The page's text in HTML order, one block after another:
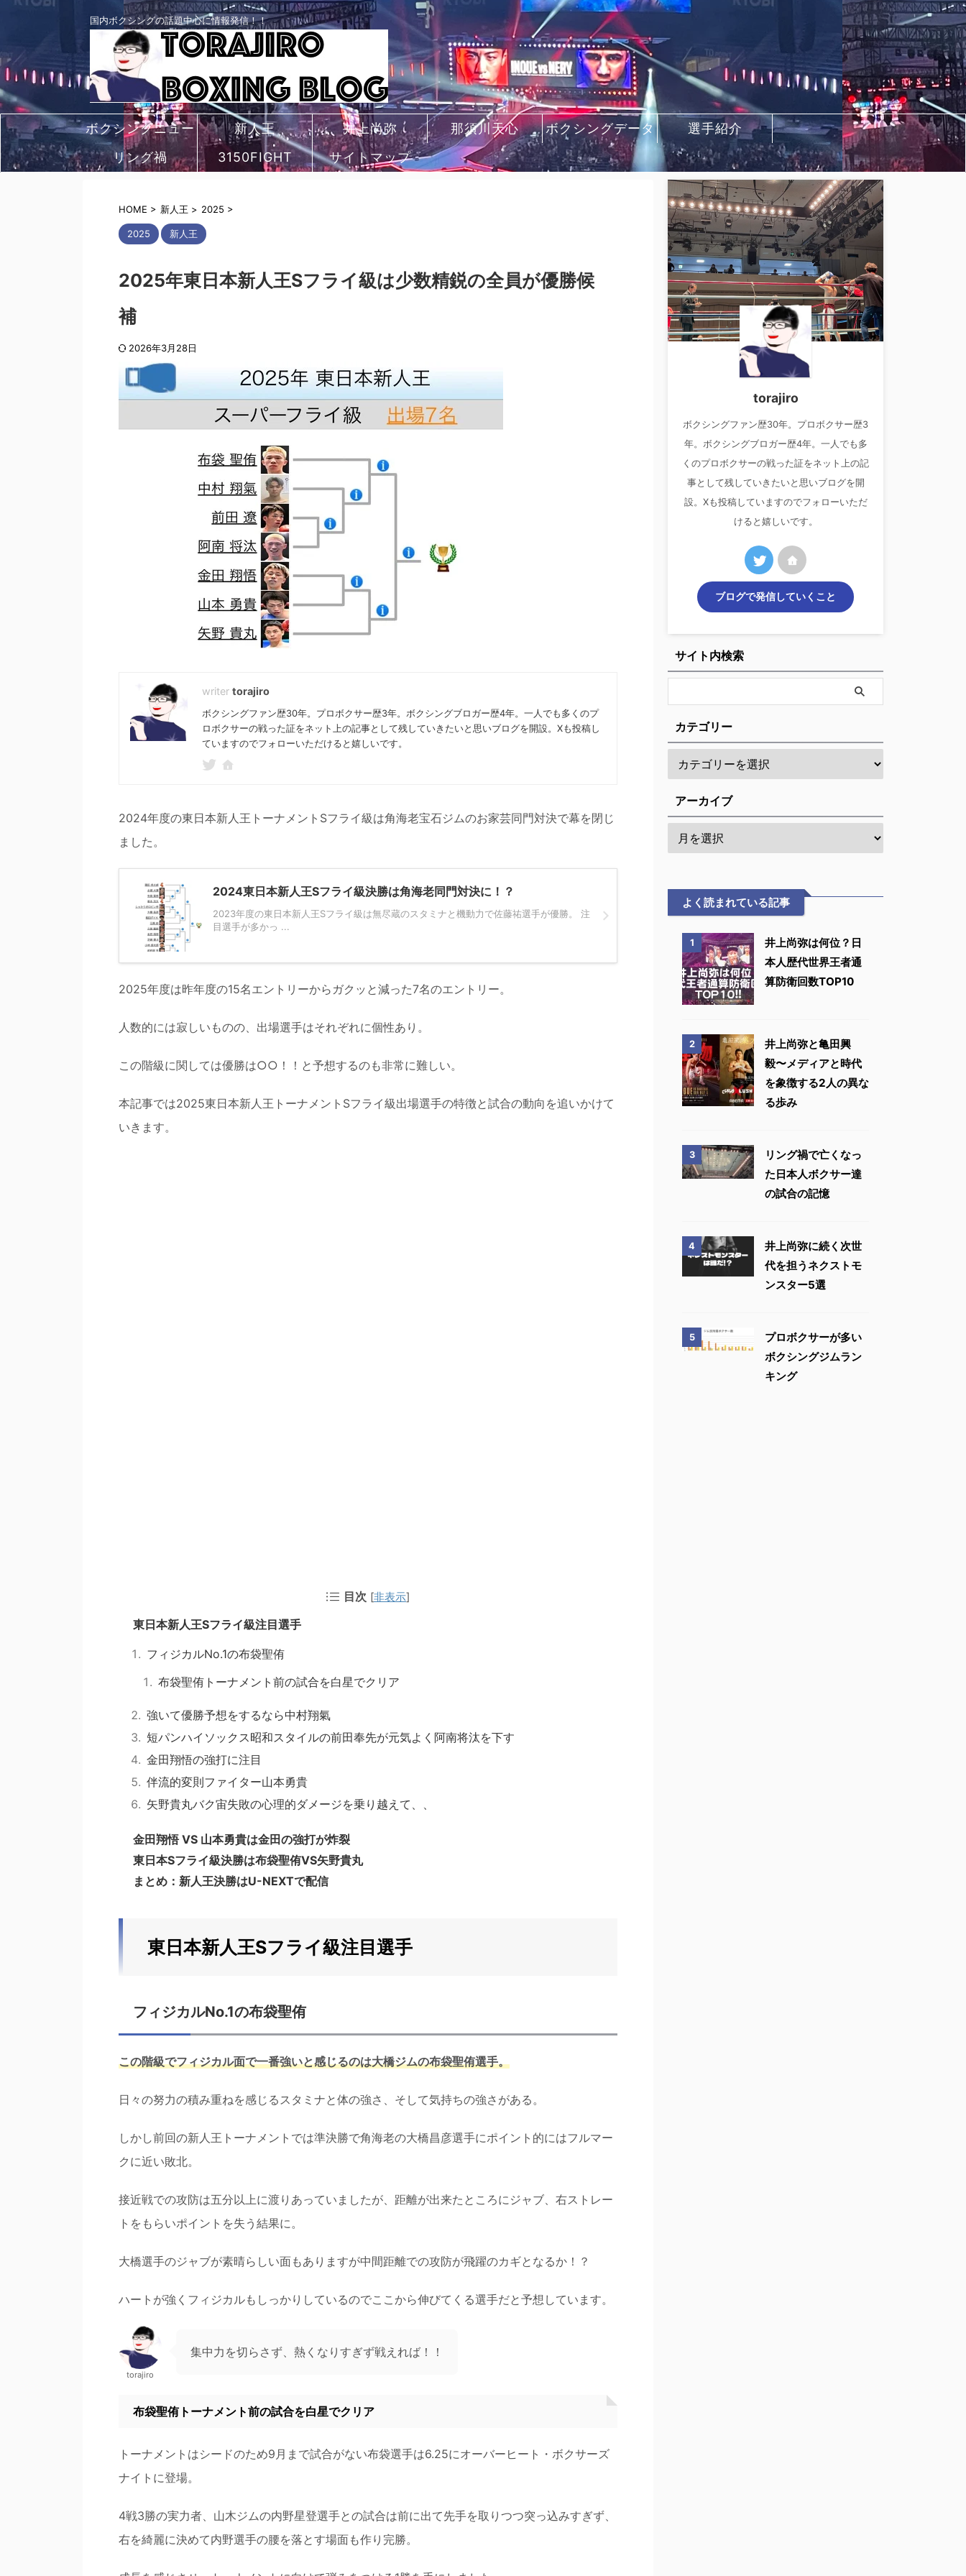
国内ボクシングの話題中心に情報発信！！
ボクシングニュー
ス
新人王 井上尚弥 那須川天心 ボクシングデータ
選手紹介
リング禍
3150FIGHT サイトマップ
HOME > 新人王 > 2025 >
2025 新人王
2025年東日本新人王Sフライ級は少数精鋭の全員が優勝候
補
2026年3月28日
torajiro
ボクシングファン歴30年。プロボクサー歴3年。ボクシングブロガー歴4年。一人でも多くのプ
ロボクサーの戦った証をネット上の記事として残していきたいと思いブログを開設。Xも投稿し
ていますのでフォローいただけると嬉しいです。
2024年度の東日本新人王トーナメントSフライ級は角海老宝石ジムのお家芸同門対決で幕を閉じ
ました。
2024東日本新人王Sフライ級決勝は角海老同門対決に！？
2023年度の東日本新人王Sフライ級は無尽蔵のスタミナと機動力で佐藤祐選手が優勝。 注
目選手が多かっ ...
2025年度は昨年度の15名エントリーからガクッと減った7名のエントリー。
人数的には寂しいものの、出場選手はそれぞれに個性あり。
この階級に関しては優勝は○○！！と予想するのも非常に難しい。
本記事では2025東日本新人王トーナメントSフライ級出場選手の特徴と試合の動向を追いかけて
いきます。
目次 [非表示]
東日本新人王Sフライ級注目選手
フィジカルNo.1の布袋聖侑
布袋聖侑トーナメント前の試合を白星でクリア
強いて優勝予想をするなら中村翔氣
短パンハイソックス昭和スタイルの前田奉先が元気よく阿南将汰を下す
金田翔悟の強打に注目
伴流的変則ファイター山本勇貴
矢野貴丸バク宙失敗の心理的ダメージを乗り越えて、、
金田翔悟 VS 山本勇貴は金田の強打が炸裂
東日本Sフライ級決勝は布袋聖侑VS矢野貴丸
まとめ：新人王決勝はU-NEXTで配信
東日本新人王Sフライ級注目選手
フィジカルNo.1の布袋聖侑
この階級でフィジカル面で一番強いと感じるのは大橋ジムの布袋聖侑選手。
日々の努力の積み重ねを感じるスタミナと体の強さ、そして気持ちの強さがある。
しかし前回の新人王トーナメントでは準決勝で角海老の大橋昌彦選手にポイント的にはフルマー
クに近い敗北。
接近戦での攻防は五分以上に渡りあっていましたが、距離が出来たところにジャブ、右ストレー
トをもらいポイントを失う結果に。
大橋選手のジャブが素晴らしい面もありますが中間距離での攻防が飛躍のカギとなるか！？
ハートが強くフィジカルもしっかりしているのでここから伸びてくる選手だと予想しています。
torajiro
集中力を切らさず、熱くなりすぎず戦えれば！！
布袋聖侑トーナメント前の試合を白星でクリア
トーナメントはシードのため9月まで試合がない布袋選手は6.25にオーバーヒート・ボクサーズ
ナイトに登場。
4戦3勝の実力者、山木ジムの内野星登選手との試合は前に出て先手を取りつつ突っ込みすぎず、
右を綺麗に決めて内野選手の腰を落とす場面も作り完勝。
torajiro
ボクシングファン歴30年。プロボクサー歴3
年。ボクシングブロガー歴4年。一人でも多
くのプロボクサーの戦った証をネット上の記
事として残していきたいと思いブログを開
設。Xも投稿していますのでフォローいただ
けると嬉しいです。
ブログで発信していくこと
サイト内検索
カテゴリー
アーカイブ
よく読まれている記事
1
井上尚弥は何位？日
本人歴代世界王者通
算防衛回数TOP10
2
井上尚弥と亀田興
毅〜メディアと時代
を象徴する2人の異な
る歩み
3
リング禍で亡くなっ
た日本人ボクサー達
の試合の記憶
4
井上尚弥に続く次世
代を担うネクストモ
ンスター5選
5
プロボクサーが多い
ボクシングジムラン
キング